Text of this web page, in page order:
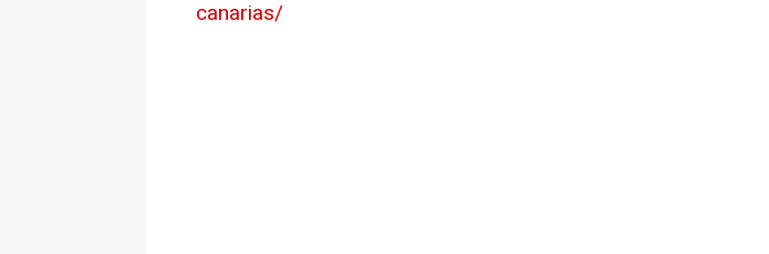
canarias/